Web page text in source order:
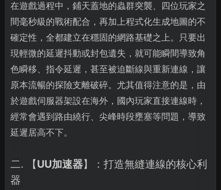
在遊戲過程中，鋪天蓋地的蟲群突襲、四位玩家之
間毫秒級的戰術配合，再加上程式化生成地圖的不
確定性，全都建立在穩固的網路基礎之上。只要出
現輕微的延遲抖動或封包遺失，就可能瞬間導致角
色瞬移、指令延遲，甚至被迫斷線與重新連線，讓
原本流暢的探險支離破碎。尤其值得注意的是，由
於遊戲伺服器架設在海外，國內玩家直接連線時，
經常會遇到路由繞行、尖峰時段壅塞等問題，導致
延遲居高不下。
二. 【UU加速器】：打造無縫連線的核心利
器